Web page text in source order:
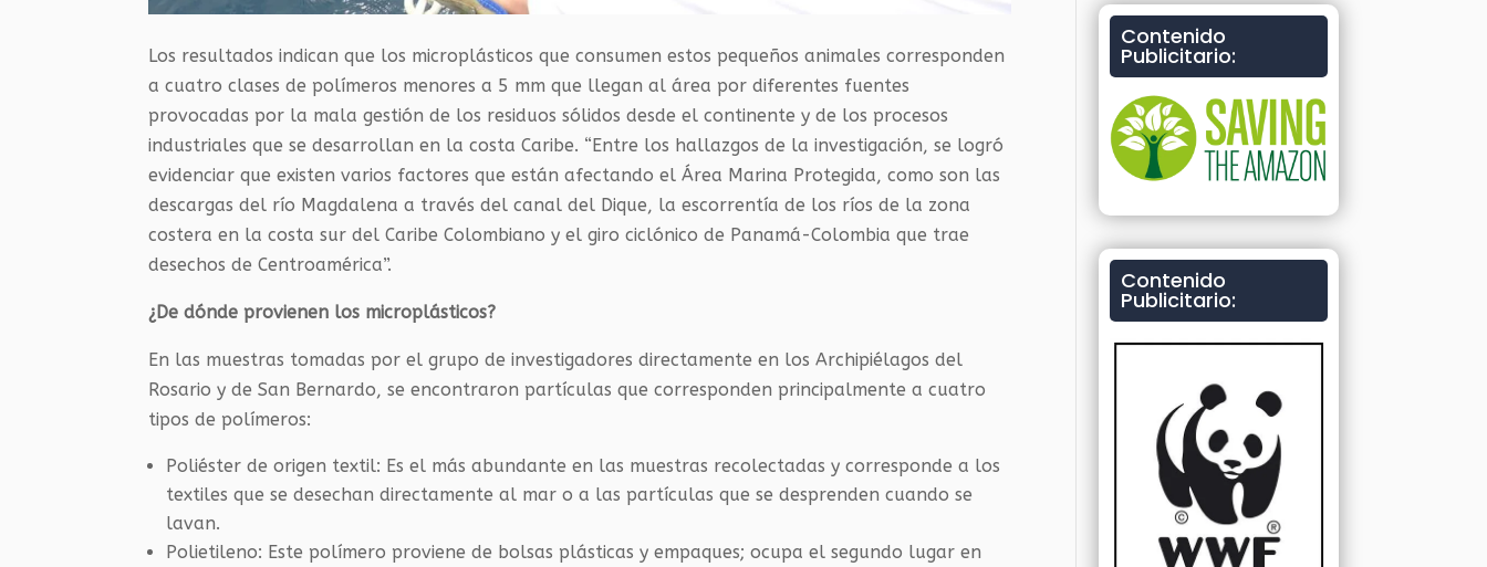
Los resultados indican que los microplásticos que consumen estos pequeños animales corresponden
a cuatro clases de polímeros menores a 5 mm que llegan al área por diferentes fuentes
provocadas por la mala gestión de los residuos sólidos desde el continente y de los procesos
industriales que se desarrollan en la costa Caribe. “Entre los hallazgos de la investigación, se logró
evidenciar que existen varios factores que están afectando el Área Marina Protegida, como son las
descargas del río Magdalena a través del canal del Dique, la escorrentía de los ríos de la zona
costera en la costa sur del Caribe Colombiano y el giro ciclónico de Panamá-Colombia que trae
desechos de Centroamérica”.
¿De dónde provienen los microplásticos?
En las muestras tomadas por el grupo de investigadores directamente en los Archipiélagos del
Rosario y de San Bernardo, se encontraron partículas que corresponden principalmente a cuatro
tipos de polímeros:
Poliéster de origen textil: Es el más abundante en las muestras recolectadas y corresponde a los
textiles que se desechan directamente al mar o a las partículas que se desprenden cuando se
lavan.
Polietileno: Este polímero proviene de bolsas plásticas y empaques; ocupa el segundo lugar en
Contenido
Publicitario:
Contenido
Publicitario: